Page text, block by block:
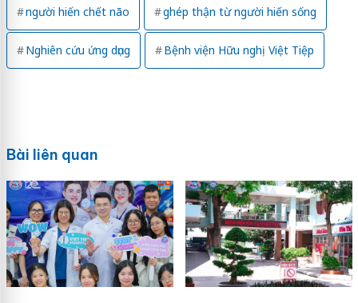
người hiến chết não ghép thận từ người hiến sống
Nghiên cứu ứng dụng Bệnh viện Hữu nghị Việt Tiệp
Bài liên quan